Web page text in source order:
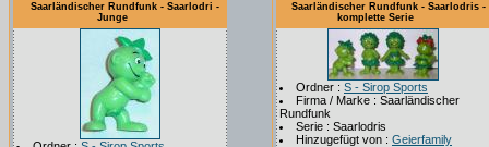
Saarländischer Rundfunk - Saarlodri -
Junge
Saarländischer Rundfunk - Saarlodris -
komplette Serie
Ordner : S - Sirop Sports
Firma / Marke : Saarländischer
Rundfunk
Serie : Saarlodris
Hinzugefügt von : Geierfamily